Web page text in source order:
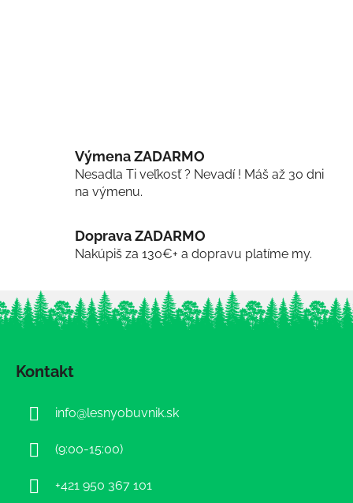
Výmena ZADARMO
Nesadla Ti veľkosť ? Nevadí ! Máš až 30 dni
na výmenu.
Doprava ZADARMO
Nakúpiš za 130€+ a dopravu platíme my.
Kontakt
info@lesnyobuvnik.sk
(9:00-15:00)
+421 950 367 101